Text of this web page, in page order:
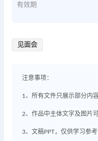
有效期
见面会
注意事项：
1、所有文件只展示部分内
2、作品中主体文字及图片
3、文稿PPT，仅供学习参